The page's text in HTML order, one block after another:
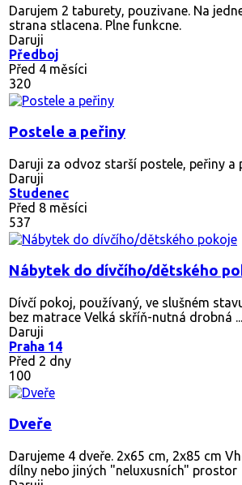
Darujem 2 taburety, pouzivane. Na
strana stlacena. Plne funkcne.
Daruji
Předboj
Před 4 měsíci
320
Postele a peřiny
Daruji za odvoz starší postele, peřiny a
Daruji
Studenec
Před 8 měsíci
537
Nábytek do dívčího/dětského
Dívčí pokoj, používaný, ve slušném
bez matrace Velká skříň-nutná drobná ...
Daruji
Praha 14
Před 2 dny
100
Dveře
Darujeme 4 dveře. 2x65 cm, 2x85 cm
dílny nebo jiných "neluxusních" prostor